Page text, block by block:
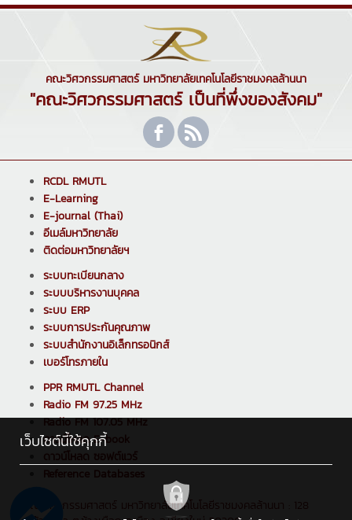
คณะวิศวกรรมศาสตร์ มหาวิทยาลัยเทคโนโลยีราชมงคลล้านนา
"คณะวิศวกรรมศาสตร์ เป็นที่พึ่งของสังคม"
RCDL RMUTL
E-Learning
E-journal (Thai)
อีเมล์มหาวิทยาลัย
ติดต่อมหาวิทยาลัยฯ
ระบบทะเบียนกลาง
ระบบบริหารงานบุคคล
ระบบ ERP
ระบบการประกันคุณภาพ
ระบบสำนักงานอิเล็กทรอนิกส์
เบอร์โทรภายใน
PPR RMUTL Channel
Radio FM 97.25 MHz
Radio FM 107.05 MHz
ดาวน์โหลด E-book
ดาวน์โหลด ซอฟต์แวร์
Reference Databases
คณะวิศวกรรมศาสตร์ มหาวิทยาลัยเทคโนโลยีราชมงคลล้านนา : 128
เว็บไซต์นี้ใช้คุกกี้